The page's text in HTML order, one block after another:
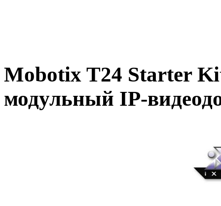
Mobotix T24 Starter
модульный IP-